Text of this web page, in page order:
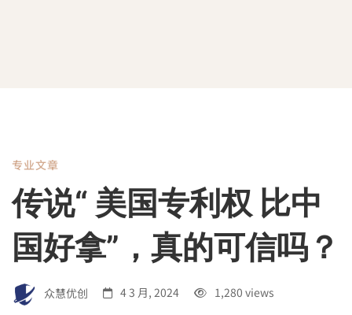
传
说
“
专业文章
传说“ 美国专利权 比中
国好拿”，真的可信吗？
众慧优创 4 3 月, 2024 1,280 views